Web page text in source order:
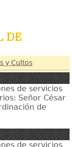
de
y Cultos
de servicios
Señor César
de
de servicios